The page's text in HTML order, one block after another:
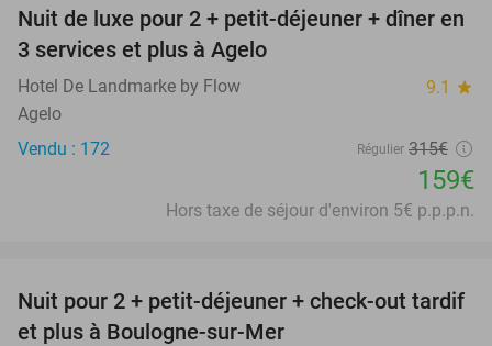
50%
Nuit de luxe pour 2 + petit-déjeuner + dîner en
3 services et plus à Agelo
Hotel De Landmarke by Flow 9.1 star
Agelo
Vendu : 172
Régulier 315€
159€
Hors taxe de séjour d'environ 5€ p.p.p.n.
34%
Nuit pour 2 + petit-déjeuner + check-out tardif
et plus à Boulogne-sur-Mer